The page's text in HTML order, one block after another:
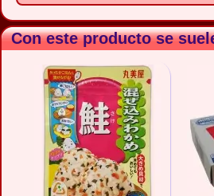
Con este producto se